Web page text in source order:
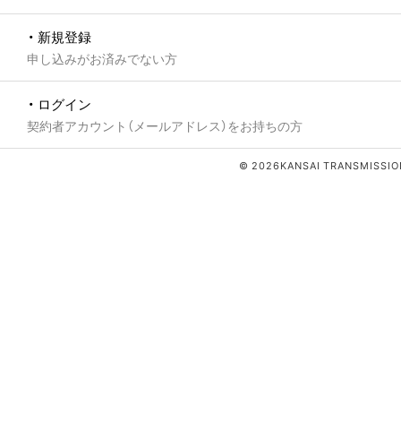
・ 新規登録
申し込みがお済みでない方
・ ログイン
契約者アカウント（メールアドレス）をお持ちの方
© 2026KANSAI